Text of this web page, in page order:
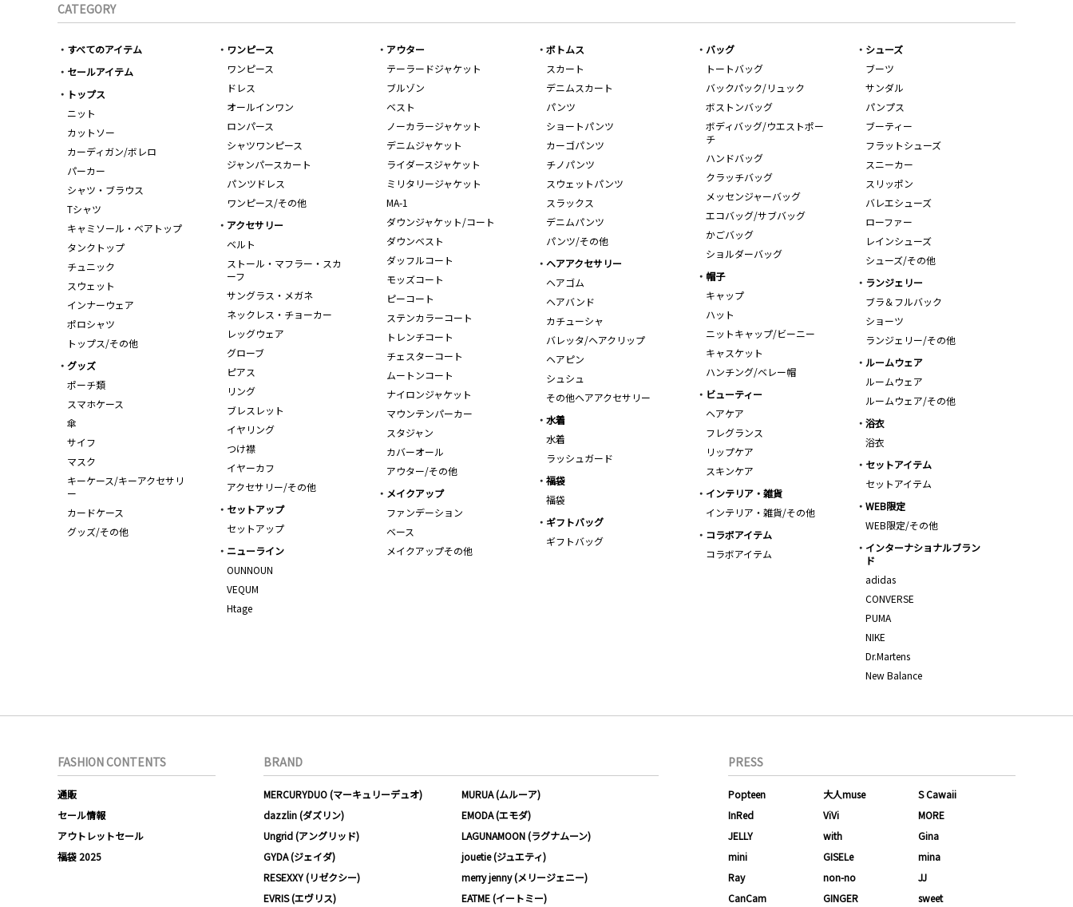
CATEGORY
すべてのアイテム
セールアイテム
トップス
ニット
カットソー
カーディガン/ボレロ
パーカー
シャツ・ブラウス
Tシャツ
キャミソール・ベアトップ
タンクトップ
チュニック
スウェット
インナーウェア
ポロシャツ
トップス/その他
ワンピース
ワンピース
ドレス
オールインワン
ロンパース
シャツワンピース
ジャンパースカート
パンツドレス
ワンピース/その他
アウター
テーラードジャケット
ブルゾン
ベスト
ノーカラージャケット
デニムジャケット
ライダースジャケット
ミリタリージャケット
MA-1
ダウンジャケット/コート
ダウンベスト
ダッフルコート
モッズコート
ピーコート
ステンカラーコート
トレンチコート
チェスターコート
ムートンコート
ナイロンジャケット
マウンテンパーカー
スタジャン
カバーオール
アウター/その他
ボトムス
スカート
デニムスカート
パンツ
ショートパンツ
カーゴパンツ
チノパンツ
スウェットパンツ
スラックス
デニムパンツ
パンツ/その他
バッグ
トートバッグ
バックパック/リュック
ボストンバッグ
ボディバッグ/ウエストポー
チ
ハンドバッグ
クラッチバッグ
メッセンジャーバッグ
エコバッグ/サブバッグ
かごバッグ
ショルダーバッグ
シューズ
ブーツ
サンダル
パンプス
ブーティー
フラットシューズ
スニーカー
スリッポン
バレエシューズ
ローファー
レインシューズ
シューズ/その他
アクセサリー
ベルト
ストール・マフラー・スカ
ーフ
サングラス・メガネ
ネックレス・チョーカー
レッグウェア
グローブ
ピアス
リング
ブレスレット
イヤリング
つけ襟
イヤーカフ
アクセサリー/その他
ヘアアクセサリー
ヘアゴム
ヘアバンド
カチューシャ
バレッタ/ヘアクリップ
ヘアピン
シュシュ
その他ヘアアクセサリー
帽子
キャップ
ハット
ニットキャップ/ビーニー
キャスケット
ハンチング/ベレー帽
ランジェリー
ブラ＆フルバック
ショーツ
ランジェリー/その他
ルームウェア
ルームウェア
ルームウェア/その他
グッズ
ポーチ類
スマホケース
傘
サイフ
マスク
キーケース/キーアクセサリ
ー
カードケース
グッズ/その他
ビューティー
ヘアケア
フレグランス
リップケア
スキンケア
水着
水着
ラッシュガード
浴衣
浴衣
セットアイテム
セットアイテム
福袋
福袋
メイクアップ
ファンデーション
ベース
メイクアップその他
インテリア・雑貨
インテリア・雑貨/その他
WEB限定
WEB限定/その他
セットアップ
セットアップ
ギフトバッグ
ギフトバッグ
コラボアイテム
コラボアイテム
インターナショナルブラン
ド
adidas
CONVERSE
PUMA
NIKE
Dr.Martens
New Balance
ニューライン
OUNNOUN
VEQUM
Htage
FASHION CONTENTS
通販
セール情報
アウトレットセール
福袋 2025
BRAND
MERCURYDUO (マーキュリーデュオ)
MURUA (ムルーア)
dazzlin (ダズリン)
EMODA (エモダ)
Ungrid (アングリッド)
LAGUNAMOON (ラグナムーン)
GYDA (ジェイダ)
jouetie (ジュエティ)
RESEXXY (リゼクシー)
merry jenny (メリージェニー)
EVRIS (エヴリス)
EATME (イートミー)
PRESS
Popteen 大人muse
S Cawaii
InRed
ViVi
MORE
JELLY
with
Gina
mini
GISELe
mina
Ray
non-no
JJ
CanCam
GINGER sweet